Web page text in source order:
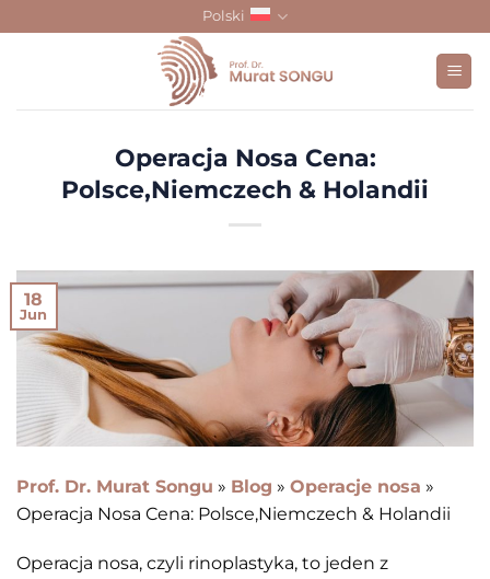
Polski
Operacja Nosa Cena:
Polsce,Niemczech & Holandii
18
Jun
Prof. Dr. Murat Songu » Blog » Operacje nosa »
Operacja Nosa Cena: Polsce,Niemczech & Holandii
Operacja nosa, czyli rinoplastyka, to jeden z